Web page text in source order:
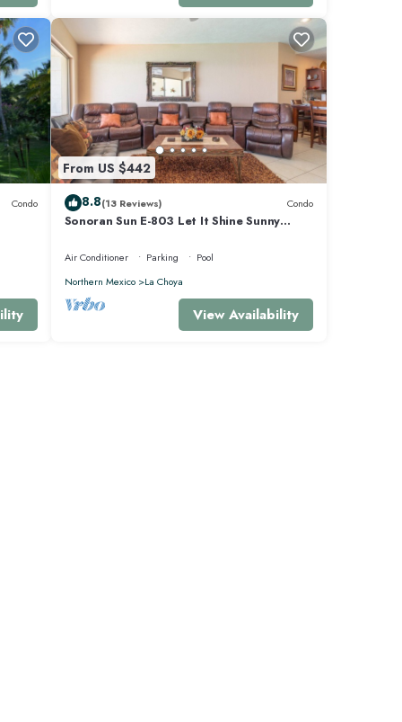
has
de
Condo
From US $442
8.8(13 Reviews) Condo
Sonoran Sun E-803 Let It Shine Sunny
Air Conditioner Parking
Pool
Northern Mexico
La Choya
View Availability